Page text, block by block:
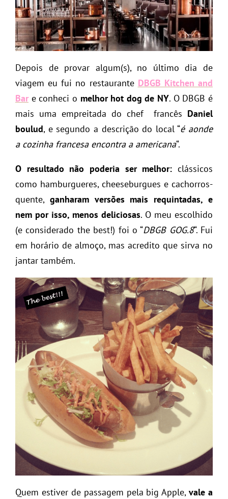
Depois de provar algum(s), no último dia de
viagem eu fui no restaurante DBGB Kitchen and
Bar e conheci o melhor hot dog de NY. O DBGB é
mais uma empreitada do chef francês Daniel
boulud, e segundo a descrição do local “é aonde
a cozinha francesa encontra a americana“.
O resultado não poderia ser melhor: clássicos
como hamburgueres, cheeseburgues e cachorros-
quente, ganharam versões mais requintadas, e
nem por isso, menos deliciosas. O meu escolhido
(e considerado the best!) foi o “DBGB GOG.8“. Fui
em horário de almoço, mas acredito que sirva no
jantar também.
Quem estiver de passagem pela big Apple,vale a